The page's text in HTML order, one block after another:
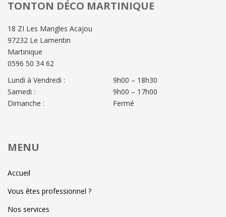
TONTON DÉCO MARTINIQUE
18 ZI Les Mangles Acajou
97232 Le Lamentin
Martinique
0596 50 34 62
Lundi à Vendredi :
Samedi :
Dimanche :
9h00 – 18h30
9h00 – 17h00
Fermé
MENU
Accueil
Vous êtes professionnel ?
Nos services